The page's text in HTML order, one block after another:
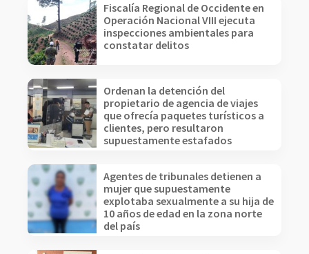
Fiscalía Regional de Occidente en
Operación Nacional VIII ejecuta
inspecciones ambientales para
constatar delitos
Ordenan la detención del
propietario de agencia de viajes
que ofrecía paquetes turísticos a
clientes, pero resultaron
supuestamente estafados
Agentes de tribunales detienen a
mujer que supuestamente
explotaba sexualmente a su hija de
10 años de edad en la zona norte
del país